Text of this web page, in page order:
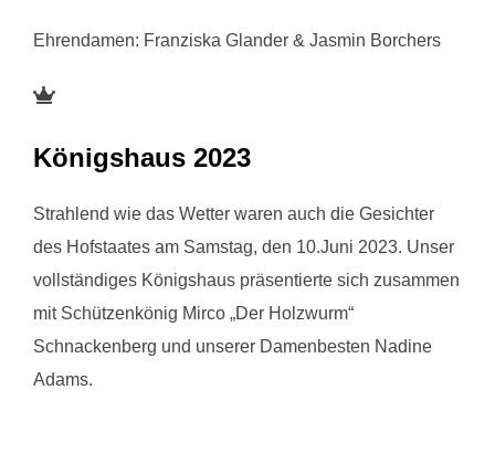
Ehrendamen: Franziska Glander & Jasmin Borchers
Königshaus 2023
Strahlend wie das Wetter waren auch die Gesichter
des Hofstaates am Samstag, den 10.Juni 2023. Unser
vollständiges Königshaus präsentierte sich zusammen
mit Schützenkönig Mirco „Der Holzwurm“
Schnackenberg und unserer Damenbesten Nadine
Adams.